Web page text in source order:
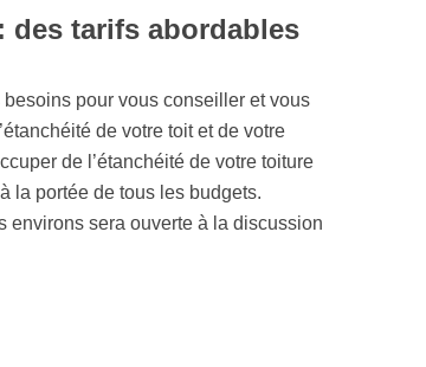
des tarifs abordables
pour vous conseiller et vous
de votre toit et de votre
de l’étanchéité de votre toiture
la portée de tous les budgets.
environs sera ouverte à la discussion